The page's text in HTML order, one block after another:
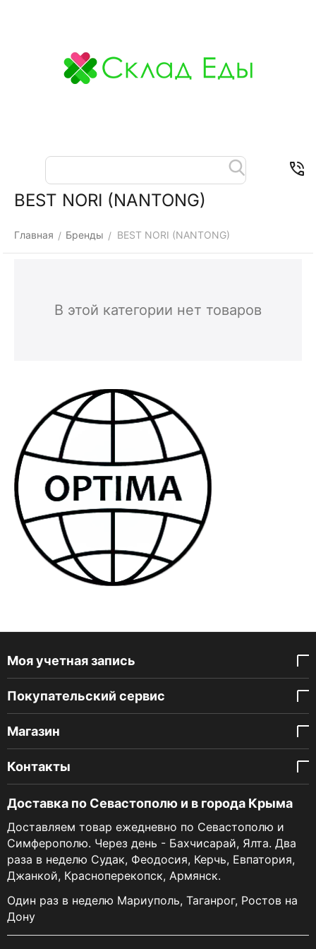
BEST NORI (NANTONG)
Главная / Бренды / BEST NORI (NANTONG)
В этой категории нет товаров
Моя учетная запись
Покупательский сервис
Магазин
Контакты
Доставка по Севастополю и в города Крыма
Доставляем товар ежедневно по Севастополю и
Симферополю. Через день - Бахчисарай, Ялта. Два
раза в неделю Судак, Феодосия, Керчь, Евпатория,
Джанкой, Красноперекопск, Армянск.
Один раз в неделю Мариуполь, Таганрог, Ростов на
Дону